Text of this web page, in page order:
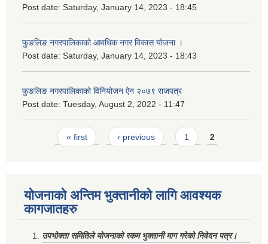
Post date: Saturday, January 14, 2023 - 18:45
फुङलिङ नगरपालिकाको आवधिक नगर विकास योजना ।
Post date: Saturday, January 14, 2023 - 18:43
फुङलिङ नगरपालिकाको विनियोजन ऐन २०७९ राजपत्र
Post date: Tuesday, August 2, 2022 - 11:47
Pages« first ‹ previous 1 2
योजनाको अन्तिम भुक्तानीको लागि आवश्यक
कागजातहरु
उपभोक्ता समितिले योजनाको रकम भुक्तानी माग गरेको निवेदन पत्र।